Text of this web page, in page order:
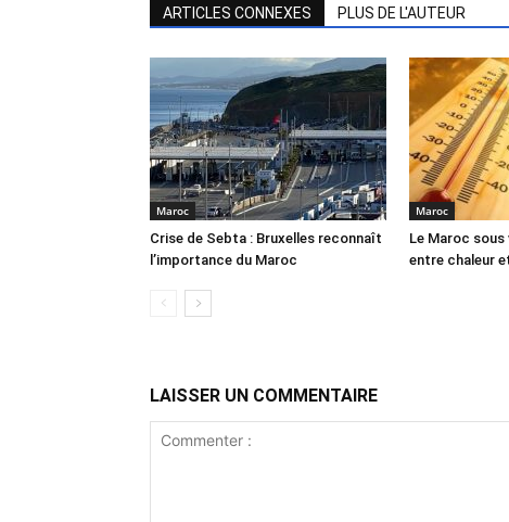
ARTICLES CONNEXES PLUS DE L'AUTEUR
Maroc
Crise de Sebta : Bruxelles reconnaît
l’importance du Maroc
Maroc
Le Maroc
entre chaleur
LAISSER UN COMMENTAIRE